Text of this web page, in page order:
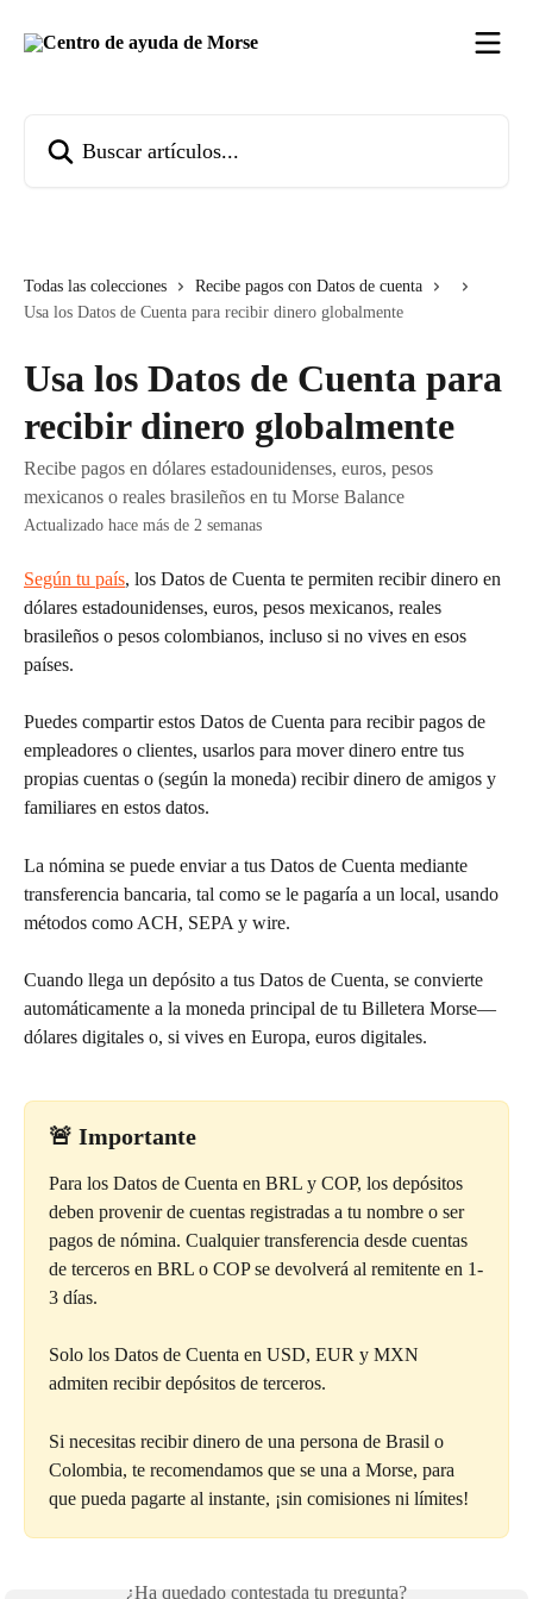
Todas las colecciones
Recibe pagos con Datos de cuenta
Usa los Datos de Cuenta para recibir dinero globalmente
Usa los Datos de Cuenta para
recibir dinero globalmente
Recibe pagos en dólares estadounidenses, euros, pesos
mexicanos o reales brasileños en tu Morse Balance
Actualizado hace más de 2 semanas
Según tu país, los Datos de Cuenta te permiten recibir dinero en
dólares estadounidenses, euros, pesos mexicanos, reales
brasileños o pesos colombianos, incluso si no vives en esos
países.
Puedes compartir estos Datos de Cuenta para recibir pagos de
empleadores o clientes, usarlos para mover dinero entre tus
propias cuentas o (según la moneda) recibir dinero de amigos y
familiares en estos datos.
La nómina se puede enviar a tus Datos de Cuenta mediante
transferencia bancaria, tal como se le pagaría a un local, usando
métodos como ACH, SEPA y wire.
Cuando llega un depósito a tus Datos de Cuenta, se convierte
automáticamente a la moneda principal de tu Billetera Morse—
dólares digitales o, si vives en Europa, euros digitales.
🚨 Importante
Para los Datos de Cuenta en BRL y COP, los depósitos
deben provenir de cuentas registradas a tu nombre o ser
pagos de nómina. Cualquier transferencia desde cuentas
de terceros en BRL o COP se devolverá al remitente en 1-
3 días.
Solo los Datos de Cuenta en USD, EUR y MXN
admiten recibir depósitos de terceros.
Si necesitas recibir dinero de una persona de Brasil o
Colombia, te recomendamos que se una a Morse, para
que pueda pagarte al instante, ¡sin comisiones ni límites!
¿Ha quedado contestada tu pregunta?